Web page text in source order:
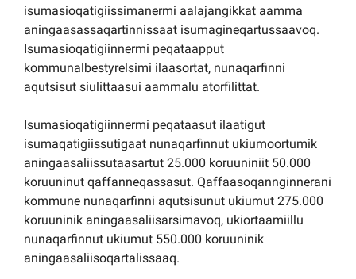
isumasioqatigiissimanermi aalajangikkat aamma
aningaasassaqartinnissaat isumagineqartussaavoq.
Isumasioqatigiinnermi peqataapput
kommunalbestyrelsimi ilaasortat, nunaqarfinni
aqutsisut siulittaasui aammalu atorfilittat.
Isumasioqatigiinnermi peqataasut ilaatigut
isumaqatigiissutigaat nunaqarfinnut ukiumoortumik
aningaasaliissutaasartut 25.000 koruuniniit 50.000
koruuninut qaffanneqassasut. Qaffaasoqannginnerani
kommune nunaqarfinni aqutsisunut ukiumut 275.000
koruuninik aningaasaliisarsimavoq, ukiortaamiillu
nunaqarfinnut ukiumut 550.000 koruuninik
aningaasaliisoqartalissaaq.